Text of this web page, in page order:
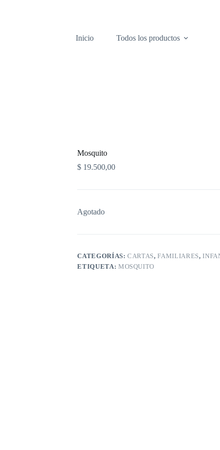
Inicio
Todos los productos
Mosquito
$ 19.500,00
Agotado
CATEGORÍAS:CARTAS,FAMILIARES,
ETIQUETA: MOSQUITO